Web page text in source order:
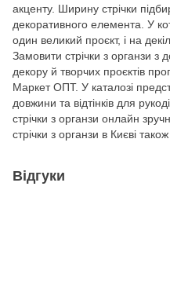
акценту. Ширину стрічки
декоративного елемента. У
один великий проєкт, і на
Замовити стрічки з органзи з
декору й творчих проєктів
Маркет ОПТ. У каталозі
довжини та відтінків для
стрічки з органзи онлайн
стрічки з органзи в Києві
Відгуки